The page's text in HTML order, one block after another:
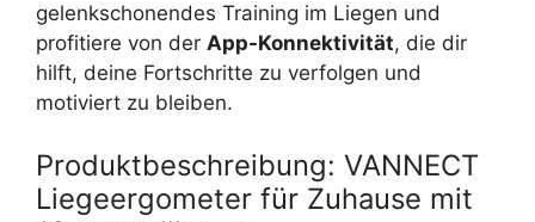
gelenkschonendes Training im Liegen und
profitiere von der App-Konnektivität, die dir
hilft, deine Fortschritte zu verfolgen und
motiviert zu bleiben.
Produktbeschreibung: VANNECT
Liegeergometer für Zuhause mit